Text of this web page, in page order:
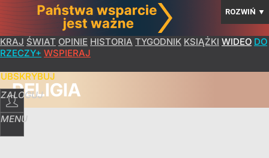
ROZWIŃ ▼
KRAJ ŚWIAT OPINIE HISTORIA TYGODNIK KSIĄŻKI WIDEO DO
RZECZY+ WSPIERAJ
ZALOGUJ
MENU
RELIGIA